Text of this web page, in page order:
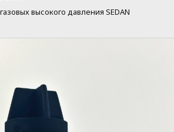
высокого давления SEDAN